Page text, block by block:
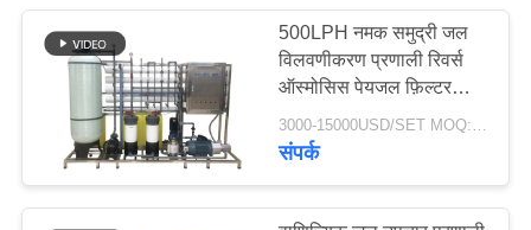
COMPANY
NEWS
साइटमैप
PRIVACY
अल्ट्राफिल्ट्रेशन मेम्ब्रेन
500LPH नमक समुद्री जल
विलवणीकरण प्रणाली रिवर्स
ऑस्मोसिस पेयजल फ़िल्टर
उपचार आरओ प्लांट
3000-15000USD/SET MOQ:एक सेट
संपर्क